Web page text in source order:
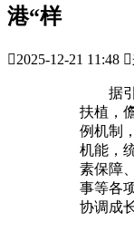
港“样
2025-12-21 11:48 
据引
扶植，
例机制
机能，
素保障
事等各
协调成长